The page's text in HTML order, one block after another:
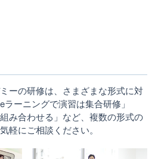
ーの研修は、さまざまな形式に対
ーニングで演習は集合研修」
み合わせる」など、複数の形式の
軽にご相談ください。